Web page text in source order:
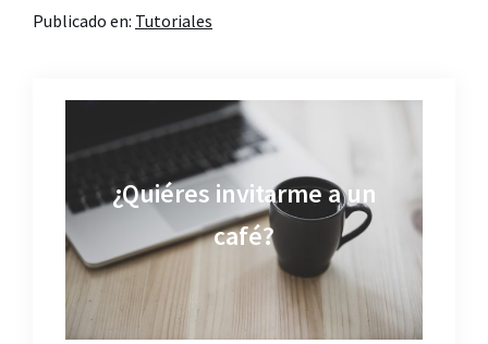
Publicado en: Tutoriales
¿Quiéres invitarme a un
café?